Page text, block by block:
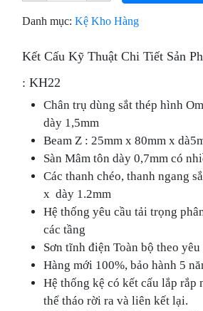
Danh mục:Kệ Kho Hàng
Kết Cấu Kỹ Thuật Chi Tiết Sản
: KH22
Chân trụ dùng sắt thép hình
dày 1,5mm
Beam Z : 25mm x 80mm x
Sàn Mâm tôn dày 0,7mm có
Các thanh chéo, thanh ngang
x dày 1.2mm
Hệ thống yêu cầu tải trọng
các tầng
Sơn tĩnh điện Toàn bộ theo yêu
Hàng mới 100%, bảo hành 5
Hệ thống kệ có kết cấu lắp rắp
thể tháo rời ra và liên kết lại.